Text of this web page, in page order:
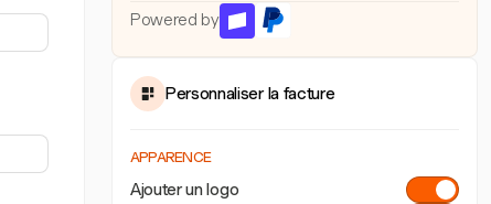
Powered by
Personnaliser la facture
APPARENCE
Ajouter un logo